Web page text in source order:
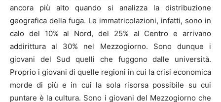
ancora più alto quando si analizza la distribuzione
geografica della fuga. Le immatricolazioni, infatti, sono in
calo del 10% al Nord, del 25% al Centro e arrivano
addirittura al 30% nel Mezzogiorno. Sono dunque i
giovani del Sud quelli che fuggono dalle università.
Proprio i giovani di quelle regioni in cui la crisi economica
morde di più e in cui la sola risorsa possibile su cui
puntare è la cultura. Sono i giovani del Mezzogiorno che